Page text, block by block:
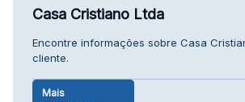
Casa Cristiano Ltda
Encontre informações sobre Casa
cliente.
Mais